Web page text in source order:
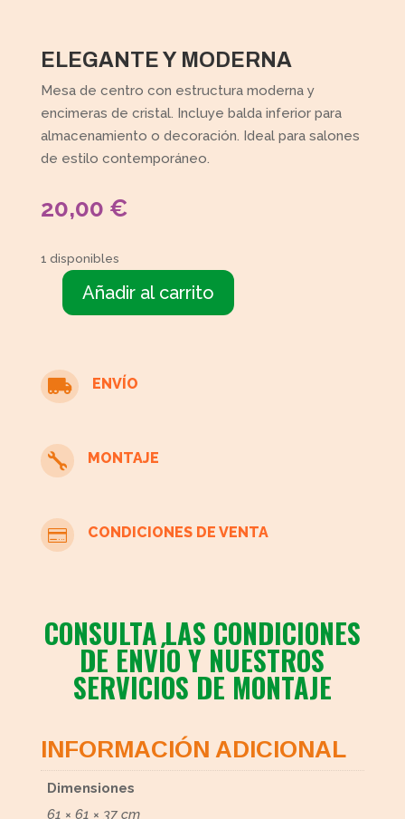
ELEGANTE Y MODERNA
Mesa de centro con estructura moderna y
encimeras de cristal. Incluye balda inferior para
almacenamiento o decoración. Ideal para salones
de estilo contemporáneo.
20,00 €
1 disponibles
Mesa
cantidad
Añadir al carrito
 ENVÍO
 MONTAJE
 CONDICIONES DE VENTA
CONSULTA LAS CONDICIONES
DE ENVÍO Y NUESTROS
SERVICIOS DE MONTAJE
INFORMACIÓN ADICIONAL
Dimensiones
61 × 61 × 37 cm